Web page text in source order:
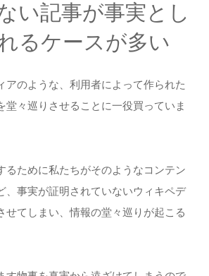
い記事が事実とし
るケースが多い
アのような、利用者によって作られた
堂々巡りさせることに一役買っていま
るために私たちがそのようなコンテン
、事実が証明されていないウィキペデ
せてしまい、情報の堂々巡りが起こる